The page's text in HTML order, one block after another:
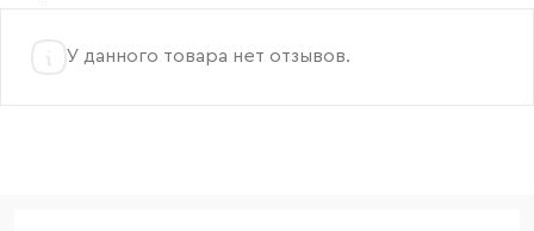
У данного товара нет отзывов.